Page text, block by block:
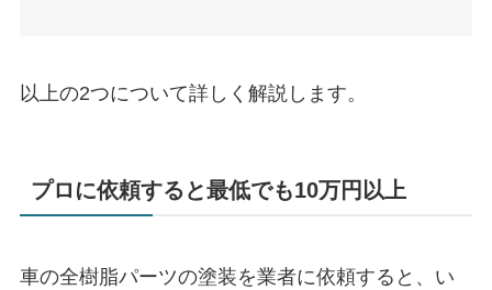
以上の2つについて詳しく解説します。
プロに依頼すると最低でも10万円以上
車の全樹脂パーツの塗装を業者に依頼すると、い